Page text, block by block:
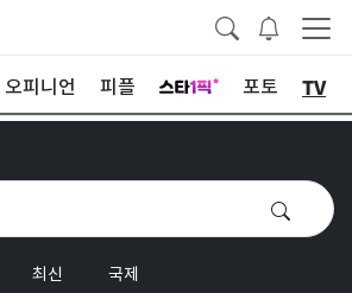
오피니언 피플 포토 TV
최신 국제